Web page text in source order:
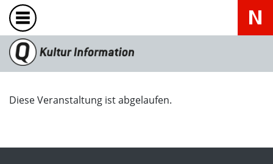
Diese Veranstaltung ist abgelaufen.